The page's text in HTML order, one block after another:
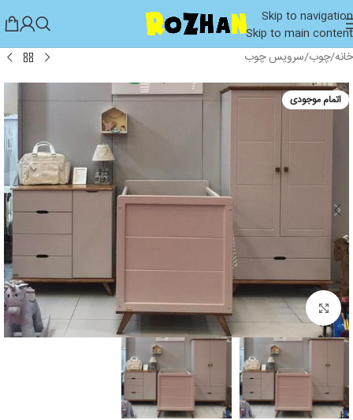
Skip to navigation
Skip to main content
خانه/چوب/سرویس چوب
اتمام موجودی
بزرگنمایی تصویر